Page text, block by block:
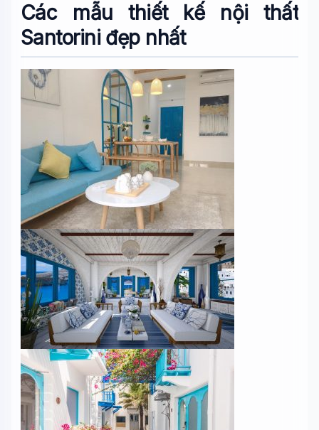
Các mẫu thiết kế nội thất
Santorini đẹp nhất